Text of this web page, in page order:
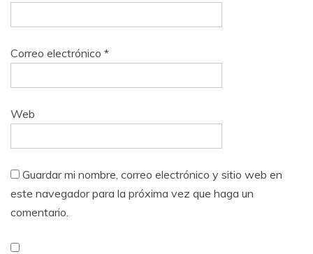
Correo electrónico *
Web
Guardar mi nombre, correo electrónico y sitio web en
este navegador para la próxima vez que haga un
comentario.